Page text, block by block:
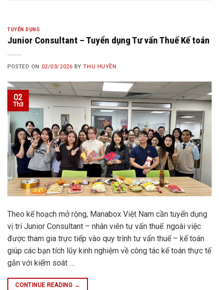
TUYỂN DỤNG
Junior Consultant – Tuyển dụng Tư vấn Thuế Kế toán
POSTED ON 02/03/2026 BYTHU HUYỀN
02
Th3
Theo kế hoạch mở rộng, Manabox Việt Nam cần tuyển dụng
vị trí Junior Consultant – nhân viên tư vấn thuế. ngoài việc
được tham gia trực tiếp vào quy trình tư vấn thuế – kế toán
giúp các bạn tích lũy kinh nghiệm về công tác kế toán thực tế
gắn với kiểm soát …
CONTINUE READING →